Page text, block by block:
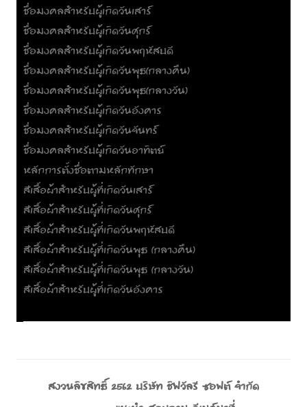
ชื่อมงคลสำหรับผู้เกิดวันเสาร์
ชื่อมงคลสำหรับผู้เกิดวันศุกร์
ชื่อมงคลสำหรับผู้เกิดวันพฤหัสบดี
ชื่อมงคลสำหรับผู้เกิดวันพุธ(กลางคืน)
ชื่อมงคลสำหรับผู้เกิดวันพุธ(กลางวัน)
ชื่อมงคลสำหรับผู้เกิดวันอังคาร
ชื่อมงคลสำหรับผู้เกิดวันจันทร์
ชื่อมงคลสำหรับผู้เกิดวันอาทิตย์
หลักการตั้งชื่อตามหลักทักษา
สีเสื้อผ้าสำหรับผู้ที่เกิดวันเสาร์
สีเสื้อผ้าสำหรับผู้ที่เกิดวันศุกร์
สีเสื้อผ้าสำหรับผู้ที่เกิดวันพฤหัสบดี
สีเสื้อผ้าสำหรับผู้ที่เกิดวันพุธ (กลางคืน)
สีเสื้อผ้าสำหรับผู้ที่เกิดวันพุธ (กลางวัน)
สีเสื้อผ้าสำหรับผู้ที่เกิดวันอังคาร
สงวนลิขสิทธิ์ 2562 บริษัท ชิฟวัลรี ซอฟต์ จำกัด